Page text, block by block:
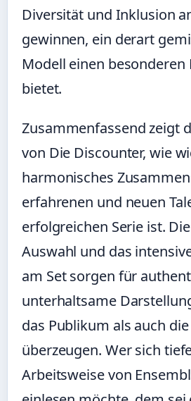
Diversität und Inklusion
gewinnen, ein derart
Modell einen
bietet.
Zusammenfassend zeigt
von Die Discounter, wie
harmonisches
erfahrenen und neuen
erfolgreichen Serie ist.
Auswahl und das
am Set sorgen für
unterhaltsame
das Publikum als auch
überzeugen. Wer sich
Arbeitsweise von